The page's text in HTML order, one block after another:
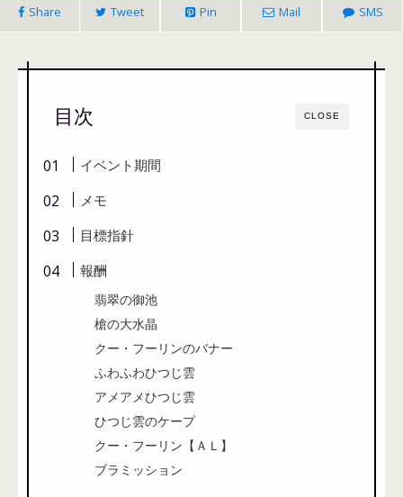
Share Tweet Pin Mail SMS
CLOSE
目次
イベント期間
メモ
目標指針
報酬
翡翠の御池
槍の大水晶
クー・フーリンのバナー
ふわふわひつじ雲
アメアメひつじ雲
ひつじ雲のケープ
クー・フーリン【ＡＬ】
ブラミッション